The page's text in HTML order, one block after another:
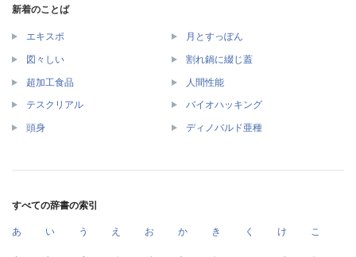
新着のことば
エキスポ 月とすっぽん
図々しい 割れ鍋に綴じ蓋
超加工食品 人間性能
テスクリアル バイオハッキング
頭身 ディノバルド亜種
すべての辞書の索引
あ い う え お か き く け こ